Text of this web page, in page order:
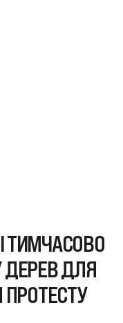
ТИМЧАСОВО
ДЕРЕВ ДЛЯ
ПРОТЕСТУ